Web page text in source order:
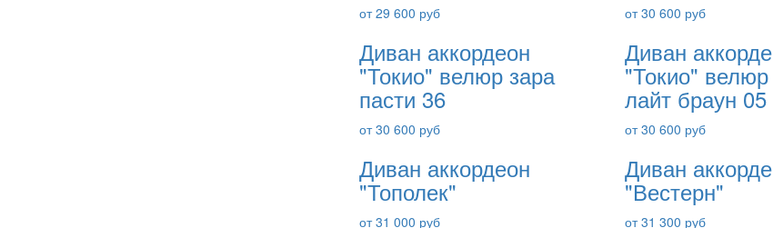
от 29 600 руб от 30 600 руб
Диван аккордеон
"Токио" велюр зара
пасти 36
от 30 600 руб
Диван
"Токио"
лайт браун 05
от 30 600 руб
Диван аккордеон
"Тополек"
от 31 000 руб
Диван
"Вестерн"
от 31 300 руб